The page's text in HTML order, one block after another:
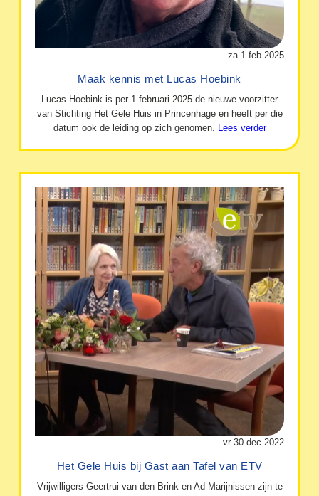
za 1 feb 2025
Maak kennis met Lucas Hoebink
Lucas Hoebink is per 1 februari 2025 de nieuwe voorzitter
van Stichting Het Gele Huis in Princenhage en heeft per die
datum ook de leiding op zich genomen. Lees verder
vr 30 dec 2022
Het Gele Huis bij Gast aan Tafel van ETV
Vrijwilligers Geertrui van den Brink en Ad Marijnissen zijn te